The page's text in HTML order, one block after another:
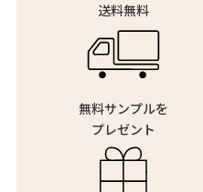
送料無料
無料サンプルを
プレゼント